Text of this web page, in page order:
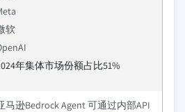
软
年集体市场份额占比51%
马逊Bedrock Agent 可通过内部API